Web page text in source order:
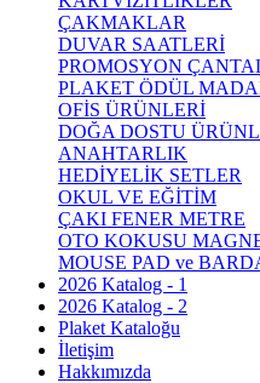
ÇAKMAKLAR
DUVAR SAATLERİ
PROMOSYON
PLAKET ÖDÜL
OFİS ÜRÜNLERİ
DOĞA DOSTU
ANAHTARLIK
HEDİYELİK SETLER
OKUL VE EĞİTİM
ÇAKI FENER METRE
OTO KOKUSU
MOUSE PAD ve
2026 Katalog - 1
2026 Katalog - 2
Plaket Kataloğu
İletişim
Hakkımızda